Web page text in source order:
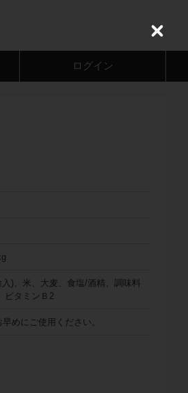
ログイン
)、米、大麦、食塩/酒精、調味料
ビタミンＢ2
めにご使用ください。
C
l
e